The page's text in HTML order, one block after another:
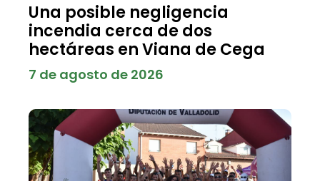
Una posible negligencia
incendia cerca de dos
hectáreas en Viana de Cega
7 de agosto de 2026